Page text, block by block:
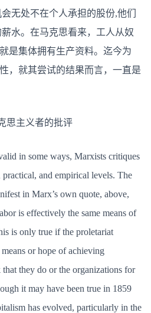
无处不在个人承担的股份,他们
水。在马克思看来，工人从奴
是集体拥有生产资料。迄今为
，就其尝试的结果而言，一直是
思主义者的批评
in some ways, Marxists critiques
and empirical levels. The
in Marx’s own quote, above,
is effectively the same means of
is only true if the proletariat
or hope of achieving
they do or the organizations for
it may have been true in 1859
has evolved, particularly in the